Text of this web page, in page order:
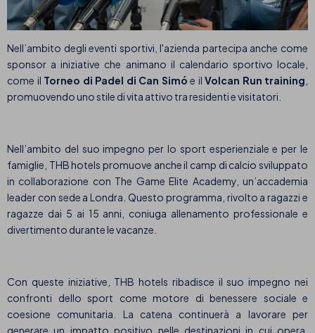
Nell’ambito degli eventi sportivi, l'azienda partecipa anche come
sponsor a iniziative che animano il calendario sportivo locale,
come il Torneo di Padel di Can Simó e il Volcan Run training
promuovendo uno stile di vita attivo tra residenti e visitatori.
Nell’ambito del suo impegno per lo sport esperienziale e per le
famiglie, THB hotels promuove anche il camp di calcio sviluppato
in collaborazione con The Game Elite Academy, un’accademia
leader con sede a Londra. Questo programma, rivolto a ragazzi e
ragazze dai 5 ai 15 anni, coniuga allenamento professionale e
divertimento durante le vacanze.
Con queste iniziative, THB hotels ribadisce il suo impegno nei
confronti dello sport come motore di benessere sociale e
coesione comunitaria. La catena continuerà a lavorare per